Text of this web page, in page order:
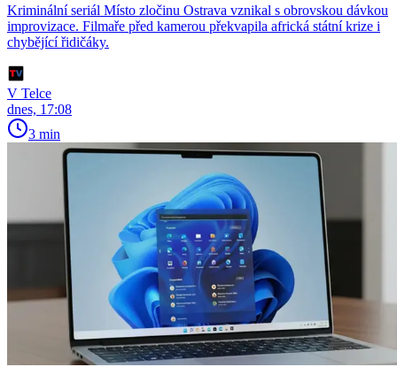
Kriminální seriál Místo zločinu Ostrava vznikal s obrovskou dávkou
improvizace. Filmaře před kamerou překvapila africká státní krize i
chybějící řidičáky.
V Telce
dnes, 17:08
3 min